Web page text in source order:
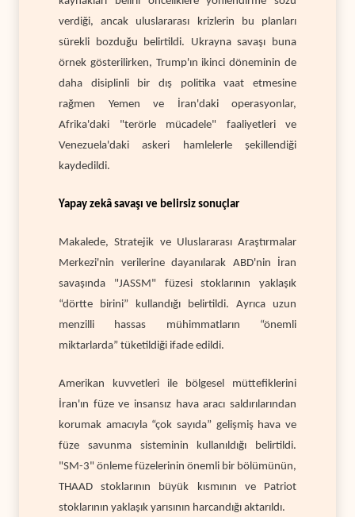
verdiği, ancak uluslararası krizlerin bu planları
sürekli bozduğu belirtildi. Ukrayna savaşı buna
örnek gösterilirken, Trump'ın ikinci döneminin de
daha disiplinli bir dış politika vaat etmesine
rağmen Yemen ve İran'daki operasyonlar,
Afrika'daki "terörle mücadele" faaliyetleri ve
Venezuela'daki askeri hamlelerle şekillendiği
kaydedildi.
Yapay zekâ savaşı ve belirsiz sonuçlar
Makalede, Stratejik ve Uluslararası Araştırmalar
Merkezi'nin verilerine dayanılarak ABD'nin İran
savaşında "JASSM" füzesi stoklarının yaklaşık
“dörtte birini” kullandığı belirtildi. Ayrıca uzun
menzilli hassas mühimmatların “önemli
miktarlarda” tüketildiği ifade edildi.
Amerikan kuvvetleri ile bölgesel müttefiklerini
İran'ın füze ve insansız hava aracı saldırılarından
korumak amacıyla “çok sayıda” gelişmiş hava ve
füze savunma sisteminin kullanıldığı belirtildi.
"SM-3" önleme füzelerinin önemli bir bölümünün,
THAAD stoklarının büyük kısmının ve Patriot
stoklarının yaklaşık yarısının harcandığı aktarıldı.